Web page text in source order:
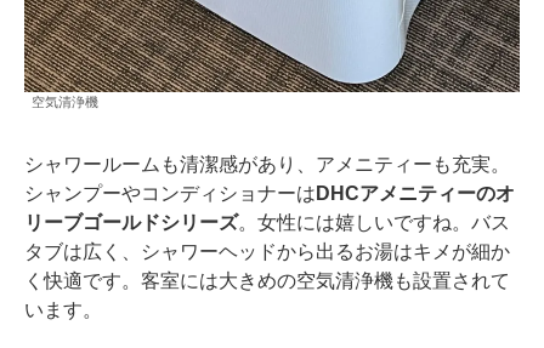
空気清浄機
シャワールームも清潔感があり、アメニティーも充実。
シャンプーやコンディショナーは DHCアメニティーのオ
リーブゴールドシリーズ。女性には嬉しいですね。バス
タブは広く、シャワーヘッドから出るお湯はキメが細か
く快適です。客室には大きめの空気清浄機も設置されて
います。